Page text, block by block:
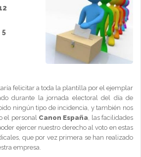
felicitar a toda la plantilla por el ejemplar
durante la jornada electoral del día de
ningún tipo de incidencia, y también nos
el personal Canon España, las facilidades
ejercer nuestro derecho al voto en estas
que por vez primera se han realizado
empresa.